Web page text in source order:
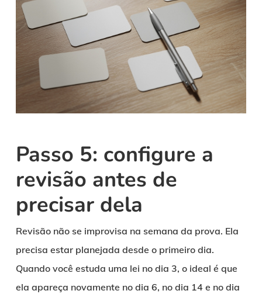
Passo 5: configure a
revisão antes de
precisar dela
Revisão não se improvisa na semana da prova. Ela
precisa estar planejada desde o primeiro dia.
Quando você estuda uma lei no dia 3, o ideal é que
ela apareça novamente no dia 6, no dia 14 e no dia